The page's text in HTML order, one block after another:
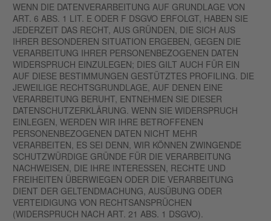
WENN DIE DATENVERARBEITUNG AUF GRUNDLAGE VON
ART. 6 ABS. 1 LIT. E ODER F DSGVO ERFOLGT, HABEN SIE
JEDERZEIT DAS RECHT, AUS GRÜNDEN, DIE SICH AUS
IHRER BESONDEREN SITUATION ERGEBEN, GEGEN DIE
VERARBEITUNG IHRER PERSONENBEZOGENEN DATEN
WIDERSPRUCH EINZULEGEN; DIES GILT AUCH FÜR EIN
AUF DIESE BESTIMMUNGEN GESTÜTZTES PROFILING. DIE
JEWEILIGE RECHTSGRUNDLAGE, AUF DENEN EINE
VERARBEITUNG BERUHT, ENTNEHMEN SIE DIESER
DATENSCHUTZERKLÄRUNG. WENN SIE WIDERSPRUCH
EINLEGEN, WERDEN WIR IHRE BETROFFENEN
PERSONENBEZOGENEN DATEN NICHT MEHR
VERARBEITEN, ES SEI DENN, WIR KÖNNEN ZWINGENDE
SCHUTZWÜRDIGE GRÜNDE FÜR DIE VERARBEITUNG
NACHWEISEN, DIE IHRE INTERESSEN, RECHTE UND
FREIHEITEN ÜBERWIEGEN ODER DIE VERARBEITUNG
DIENT DER GELTENDMACHUNG, AUSÜBUNG ODER
VERTEIDIGUNG VON RECHTSANSPRÜCHEN
(WIDERSPRUCH NACH ART. 21 ABS. 1 DSGVO).